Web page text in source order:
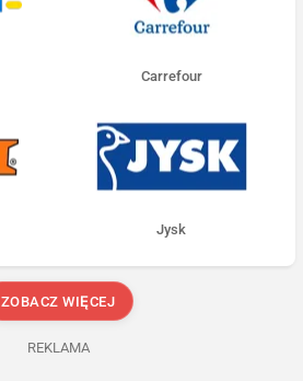
Carrefour
Jysk
ZOBACZ WIĘCEJ
REKLAMA